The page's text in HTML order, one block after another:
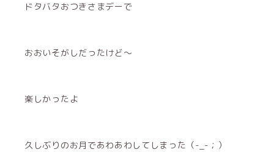
ドタバタおつきさまデーで
おおいそがしだったけど〜
楽しかったよ
久しぶりのお月であわあわしてしまった（-_-；）